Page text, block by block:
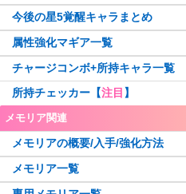
安積はぐむ
時女静香
鶴乃・フェリシア宅配ver.
大庭樹里
美琴椿
桐野紗枝
かりん・アリナ
正月静香
水着レナかえで
飾利潤
やちよ・みふゆ始まりver.
ウワサのさな
七夕やちよ
波乗りさやか
遊狩ミユリ
宮尾時雨
若菜つむぎ
香春ゆうな
水着マミ
栗栖アレクサンドラ
このは・葉月
神楽燦
アニメホーリーマミ
忍野忍
万年桜のウワサ
いろはちゃん
史乃沙優希
フェイト
いろは・やちよ 決戦ver.
七瀬ゆきか
雪野かなえ
梓みふゆ
暁美ほむら(眼鏡Ver.)
百江なぎさ
牧野郁美
環うい
更紗帆奈
古町みくら
人魚ももこ・みたま
ペレネル
柚希ほとり
コルボー
柚希りおん
鈴鹿さくや
保澄雫
美凪ささら
深月フェリシア
矢宵かのこ
木崎衣美里
今後の星5覚醒キャラまとめ
属性強化マギア一覧
チャージコンボ+所持キャラ一覧
所持チェッカー【注目 】
メモリア関連
メモリアの概要/入手/強化方法
メモリア一覧